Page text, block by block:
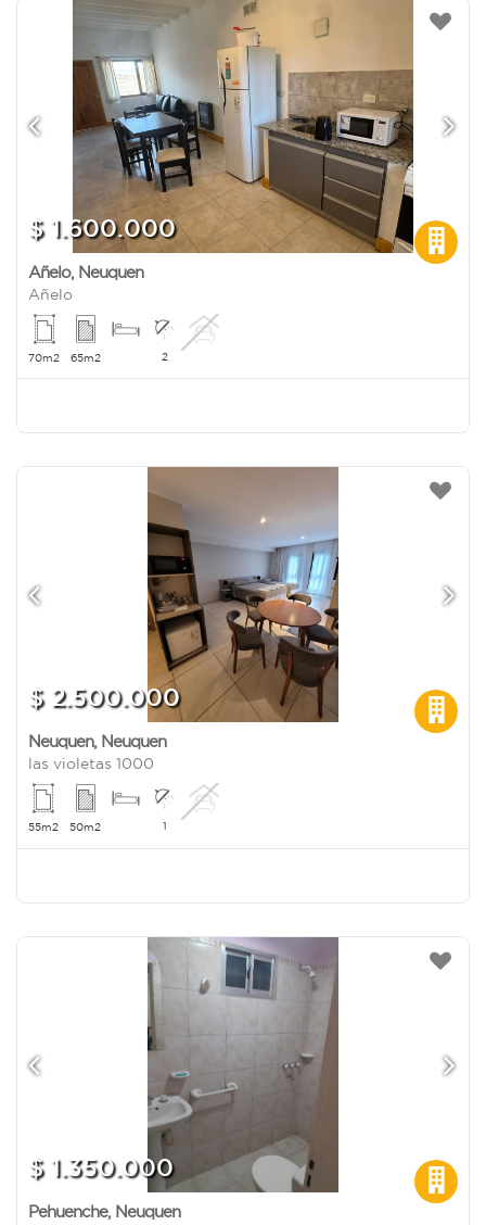
$ 1.600.000
Añelo, Neuquen
Añelo
70m2 65m2 2
$ 2.500.000
Neuquen, Neuquen
las violetas 1000
55m2 50m2 1
$ 1.350.000
Pehuenche, Neuquen